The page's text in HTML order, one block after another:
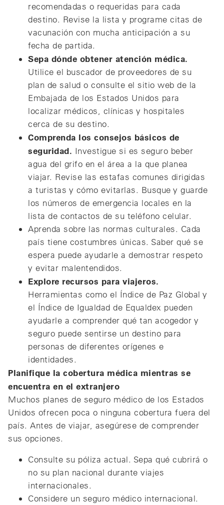
recomendadas o requeridas para cada
destino. Revise la lista y programe citas de
vacunación con mucha anticipación a su
fecha de partida.
Sepa dónde obtener atención médica.
Utilice el buscador de proveedores de su
plan de salud o consulte el sitio web de la
Embajada de los Estados Unidos para
localizar médicos, clínicas y hospitales
cerca de su destino.
Comprenda los consejos básicos de
seguridad. Investigue si es seguro beber
agua del grifo en el área a la que planea
viajar. Revise las estafas comunes dirigidas
a turistas y cómo evitarlas. Busque y guarde
los números de emergencia locales en la
lista de contactos de su teléfono celular.
Aprenda sobre las normas culturales. Cada
país tiene costumbres únicas. Saber qué se
espera puede ayudarle a demostrar respeto
y evitar malentendidos.
Explore recursos para viajeros.
Herramientas como el Índice de Paz Global y
el Índice de Igualdad de Equaldex pueden
ayudarle a comprender qué tan acogedor y
seguro puede sentirse un destino para
personas de diferentes orígenes e
identidades.
Planifique la cobertura médica mientras se
encuentra en el extranjero
Muchos planes de seguro médico de los Estados
Unidos ofrecen poca o ninguna cobertura fuera del
país. Antes de viajar, asegúrese de comprender
sus opciones.
Consulte su póliza actual. Sepa qué cubrirá o
no su plan nacional durante viajes
internacionales.
Considere un seguro médico internacional.